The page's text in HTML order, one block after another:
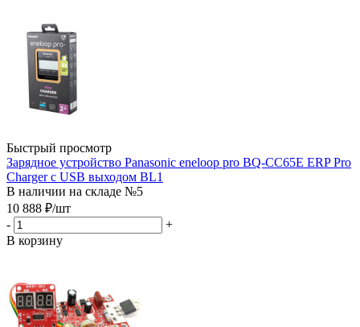
Быстрый просмотр
Зарядное устройство Panasonic eneloop pro BQ-CC65E ERP Pro
Charger с USB выходом BL1
В наличии на складе №5
10 888 ₽/шт
-
+
В корзину